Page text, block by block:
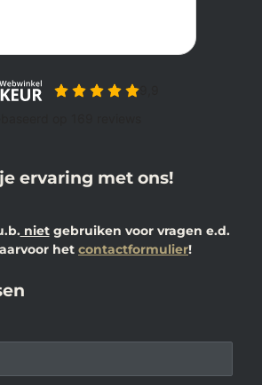
ervaring met ons!
nietgebruiken voor vragen e.d.
het contactformulier!